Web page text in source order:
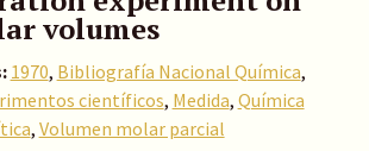
volumes
1970, Bibliografía Nacional Química,
científicos, Medida, Química
, Volumen molar parcial